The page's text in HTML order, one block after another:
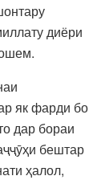
диёри
як фарди бо
дар бораи
бештар
ҳалол,